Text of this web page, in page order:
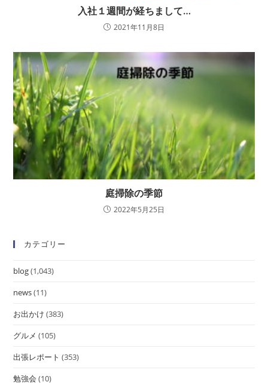
入社１週間が経ちまして…
2021年11月8日
庭掃除の季節
2022年5月25日
カテゴリー
blog(1,043)
news(11)
お出かけ (383)
グルメ (105)
出張レポート (353)
勉強会 (10)